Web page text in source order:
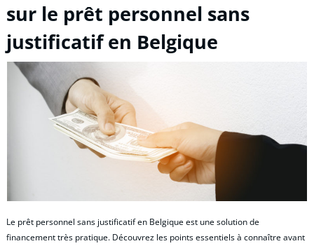
sur le prêt personnel sans
justificatif en Belgique
Le prêt personnel sans justificatif en Belgique est une solution de
financement très pratique. Découvrez les points essentiels à connaître avant